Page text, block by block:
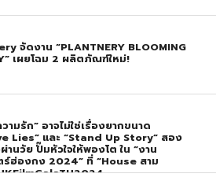
จัดงาน “PLANTNERY BLOOMING
เผยโฉม 2 ผลิตภัณฑ์ใหม่!
ามรัก” อาจไม่ใช่เรื่องยากขนาด
Lies” และ “Stand Up Story” สอง
านวัย ปั๊มหัวใจให้พองโต ใน “งาน
ฮ่องกง 2024” ที่ “House สาม